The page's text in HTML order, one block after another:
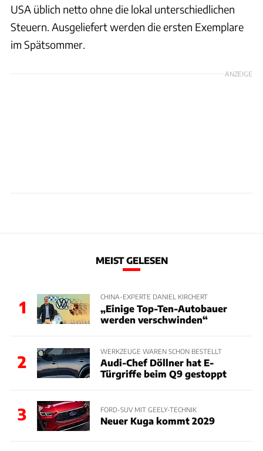
USA üblich netto ohne die lokal unterschiedlichen
Steuern. Ausgeliefert werden die ersten Exemplare
im Spätsommer.
ANZEIGE
MEIST GELESEN
1
CHINA-EXPERTE DANIEL KIRCHERT
„Einige Top-Ten-Autobauer
werden verschwinden“
2
WERKZEUGE WAREN SCHON BESTELLT
Audi-Chef Döllner hat E-
Türgriffe beim Q9 gestoppt
3 FORD-SUV MIT GEELY-TECHNIK
Neuer Kuga kommt 2029